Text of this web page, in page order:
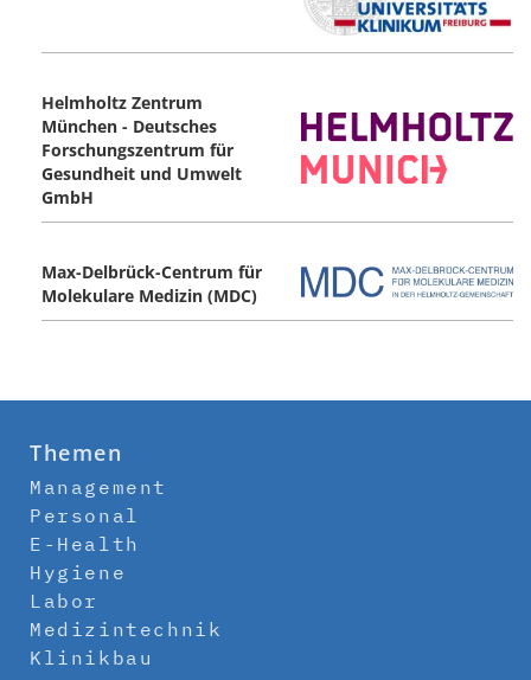
Helmholtz Zentrum
München - Deutsches
Forschungszentrum für
Gesundheit und Umwelt
GmbH
Max-Delbrück-Centrum für
Molekulare Medizin (MDC)
Themen
Management
Personal
E-Health
Hygiene
Labor
Medizintechnik
Klinikbau